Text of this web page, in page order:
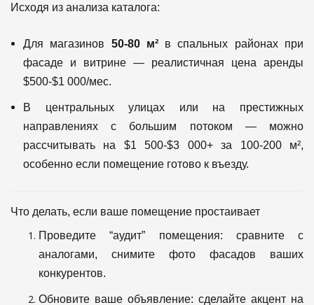
Исходя из анализа каталога:
Для магазинов 50-80 м²в спальных районах при
фасаде и витрине — реалистичная цена аренды
$500-$1 000/мес.
В центральных улицах или на престижных
направлениях с большим потоком — можно
рассчитывать на $1 500-$3 000+ за 100-200 м²,
особенно если помещение готово к въезду.
Что делать, если ваше помещение простаивает
Проведите “аудит” помещения: сравните с
аналогами, снимите фото фасадов ваших
конкурентов.
Обновите ваше объявление: сделайте акцент на